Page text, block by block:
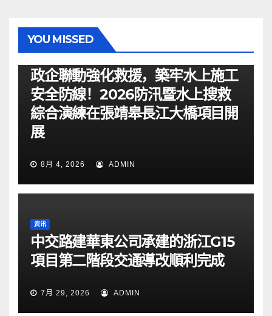
YOU MISSED
政企聯動強化救援，築牢水上施工
安全防線！2026防汛暨水上搜救
綜合演練在張靖皋長江大橋項目開
展
8月 4, 2026 ADMIN
资讯
中交路建華東公司承建的浙江G15
項目第二階段交通導改順利完成
7月 29, 2026 ADMIN